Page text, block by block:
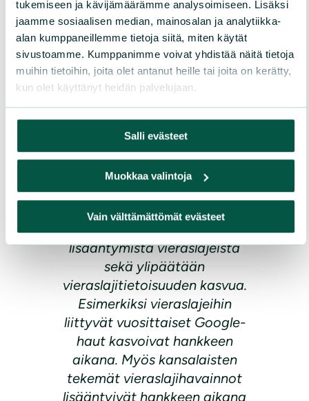
tukemiseen ja kävijämäärämme analysoimiseen. Lisäksi
jaamme sosiaalisen median, mainosalan ja analytiikka-
alan kumppaneillemme tietoja siitä, miten käytät
sivustoamme. Kumppanimme voivat yhdistää näitä tietoja
muihin tietoihin, joita olet antanut heille tai joita on kerätty,
kun olet käyttänyt heidän palvelujaan.
Salli evästeet
Muokkaa valintoja
Vain välttämättömät evästeet
Olen iloinen ja ylpeä siitä
yhteistyöstä, joka hankkeen
aikana saatiin käyntiin niin
paikallisten kuin
toimijoiden kanssa – hanketta
pidettiin niin onnistuneena,
että sille suunnitellaan
Suomessa jo jatkoa.
Suurimpana
saavutuksenamme pidän
yleistä keskustelun
lisääntymistä vieraslajeista
sekä ylipäätään
vieraslajitietoisuuden kasvua.
Esimerkiksi vieraslajeihin
liittyvät vuosittaiset Google-
haut kasvoivat hankkeen
aikana. Myös kansalaisten
tekemät vieraslajihavainnot
lisääntyivät hankkeen aikana